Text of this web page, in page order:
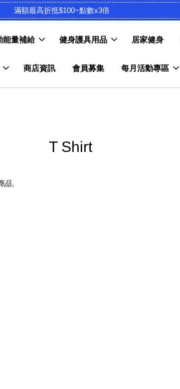
滿額最高折抵$100~點數x3倍
能量補給 健身護具用品 居家健身
商店資訊 會員募集 每月活動專區
T Shirt
。